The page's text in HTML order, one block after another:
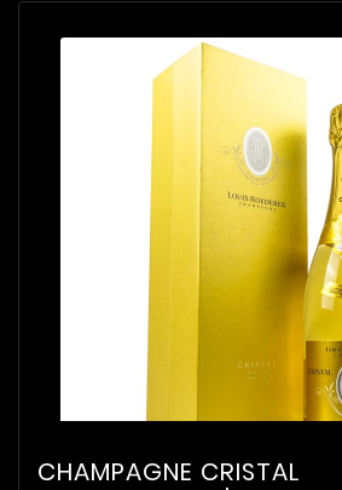
CHAMPAGNE CRISTAL